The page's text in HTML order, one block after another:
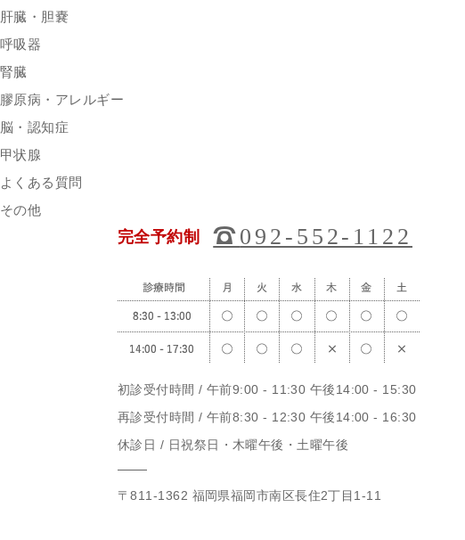
肝臓・胆嚢
呼吸器
腎臓
膠原病・アレルギー
脳・認知症
甲状腺
よくある質問
その他
完全予約制 ;092-552-1122
初診受付時間 / 午前9:00 - 11:30 午後14:00 - 15:30
再診受付時間 / 午前8:30 - 12:30 午後14:00 - 16:30
休診日 / 日祝祭日・木曜午後・土曜午後
〒811-1362 福岡県福岡市南区長住2丁目1-11